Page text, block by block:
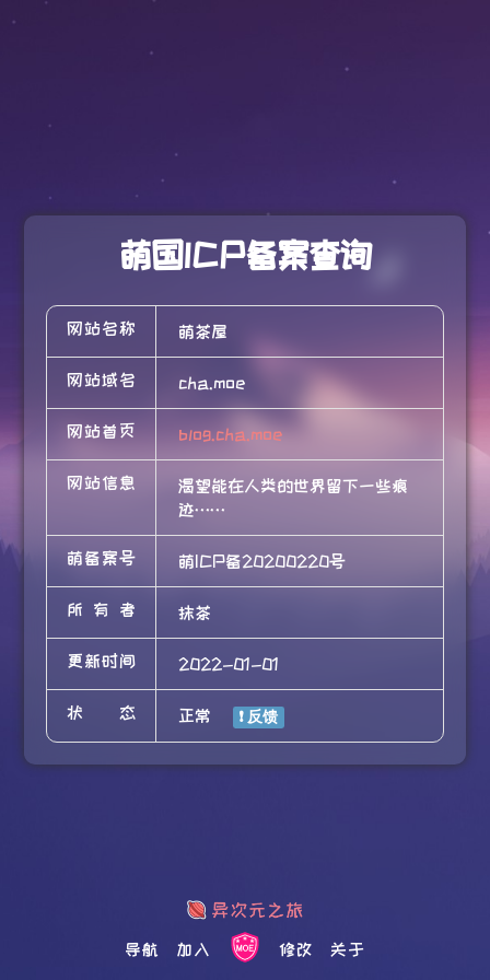
萌国ICP备案查询
网站名称 萌茶屋
网站域名 cha.moe
网站首页 blog.cha.moe
网站信息
渴望能在人类的世界留下一些痕
迹……
萌备案号 萌ICP备20200220号
所有者 抹茶
更新时间 2022-01-01
状态 正常
导航 加入 修改 关于